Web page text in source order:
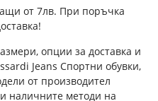
от 7лв. При поръчка
опции за доставка и
Jeans Спортни обувки,
от производител
наличните методи на